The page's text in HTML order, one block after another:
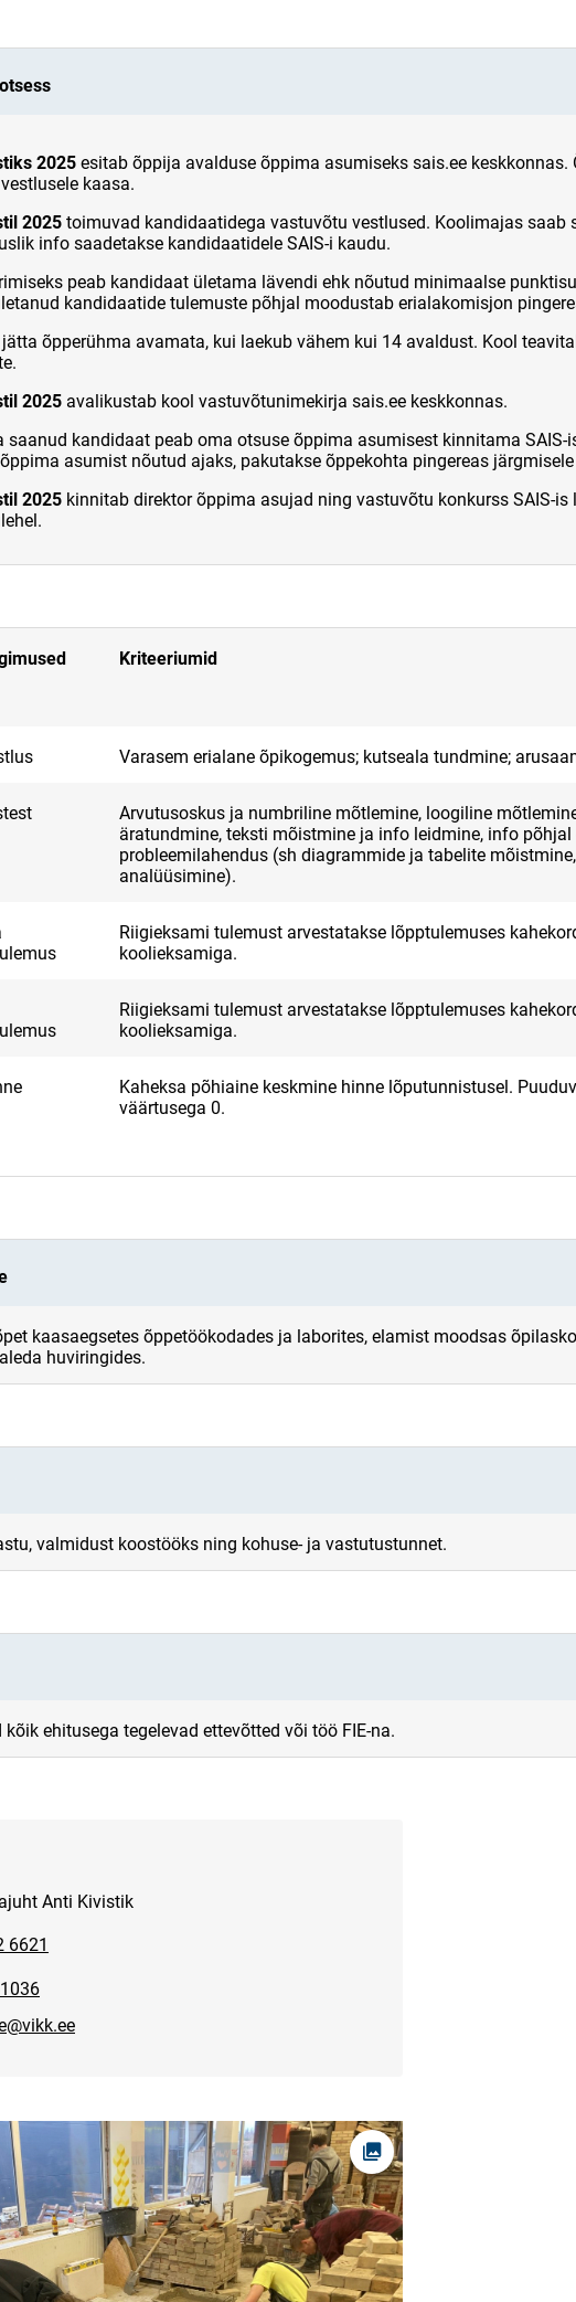
2025 esitab õppija avalduse õppima asumiseks sais.ee
kaasa.
2025 toimuvad kandidaatidega vastuvõtu vestlused. Koolimajas saab
info saadetakse kandidaatidele SAIS-i kaudu.
peab kandidaat ületama lävendi ehk nõutud minimaalse
kandidaatide tulemuste põhjal moodustab erialakomisjon
õpperühma avamata, kui laekub vähem kui 14 avaldust. Kool
2025 avalikustab kool vastuvõtunimekirja sais.ee keskkonnas.
saanud kandidaat peab oma otsuse õppima asumisest kinnitama
asumist nõutud ajaks, pakutakse õppekohta pingereas
2025 kinnitab direktor õppima asujad ning vastuvõtu konkurss SAIS-
Kriteeriumid
Varasem erialane õpikogemus; kutseala tundmine;
Arvutusoskus ja numbriline mõtlemine, loogiline
äratundmine, teksti mõistmine ja info leidmine, info põhjal
probleemilahendus (sh diagrammide ja tabelite
analüüsimine).
Riigieksami tulemust arvestatakse lõpptulemuses
koolieksamiga.
Riigieksami tulemust arvestatakse lõpptulemuses
koolieksamiga.
Kaheksa põhiaine keskmine hinne lõputunnistusel.
väärtusega 0.
kaasaegsetes õppetöökodades ja laborites, elamist moodsas
huviringides.
valmidust koostööks ning kohuse- ja vastutustunnet.
kõik ehitusega tegelevad ettevõtted või töö FIE-na.
Anti Kivistik
6621
Ava foto